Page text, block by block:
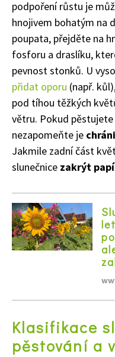
podpoření růstu je
hnojivem bohatým na
poupata, přejděte na
fosforu a draslíku,
pevnost stonků. U
přidat oporu (např.
pod tíhou těžkých
větru. Pokud
nezapomeňte je
Jakmile zadní část
slunečnice zakrýt
Klasifikace
pěstování a